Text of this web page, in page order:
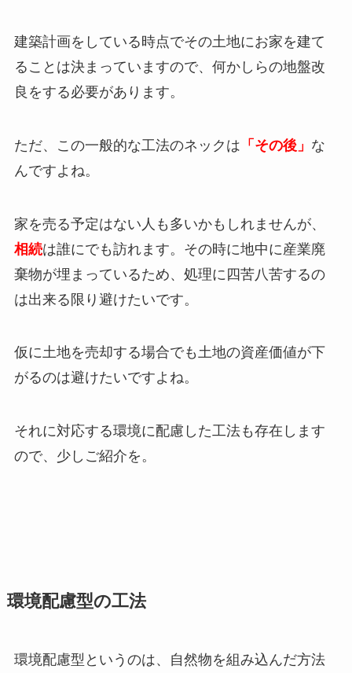
建築計画をしている時点でその土地にお家を建て
ることは決まっていますので、何かしらの地盤改
良をする必要があります。
ただ、この一般的な工法のネックは 「その後」 な
んですよね。
家を売る予定はない人も多いかもしれませんが、
相続は誰にでも訪れます。その時に地中に産業廃
棄物が埋まっているため、処理に四苦八苦するの
は出来る限り避けたいです。
仮に土地を売却する場合でも土地の資産価値が下
がるのは避けたいですよね。
それに対応する環境に配慮した工法も存在します
ので、少しご紹介を。
環境配慮型の工法
環境配慮型というのは、自然物を組み込んだ方法